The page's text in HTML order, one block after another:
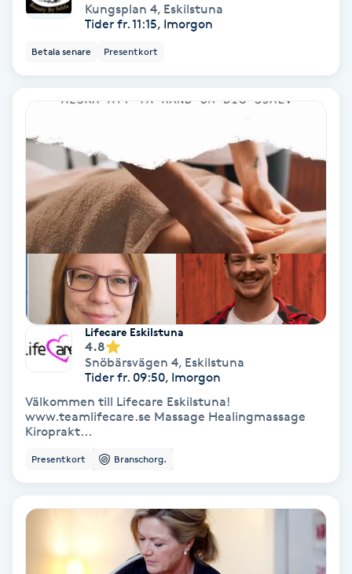
Fotmassage
Fotvård
Fransborttagning
Fransfärgning
Fransförlängning
Fransförlängning Megavolym
Fransförlängning Volym
Fransk manikyr
Fransrengöring
Frekvensterapi
Friskvård
Kungsplan 4, Eskilstuna
Tider fr. 11:15, Imorgon
Betala senare Presentkort
Lifecare Eskilstuna
4.8
Snöbärsvägen 4, Eskilstuna
Tider fr. 09:50, Imorgon
Välkommen till Lifecare Eskilstuna!
www.teamlifecare.se Massage Healingmassage
Kiroprakt...
Presentkort Branschorg.